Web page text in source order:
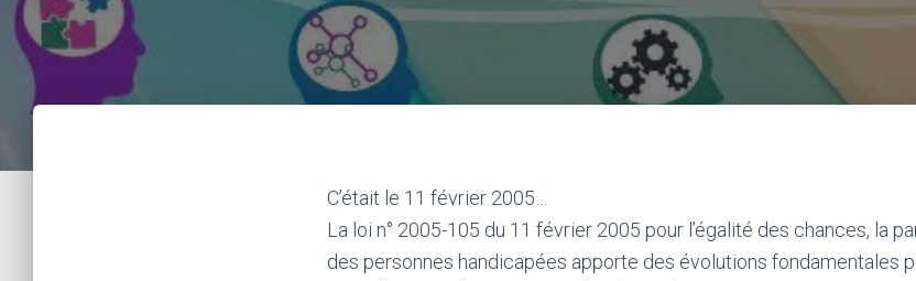
C’était le 11 février 2005…
La loi n° 2005-105 du 11 février 2005 pour l’égalité des chances, la
des personnes handicapées apporte des évolutions fondamentales